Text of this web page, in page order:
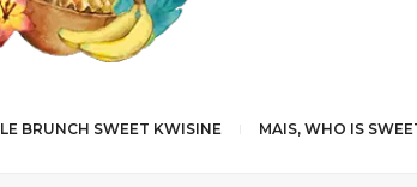
LE BRUNCH SWEET KWISINE MAIS, WHO IS